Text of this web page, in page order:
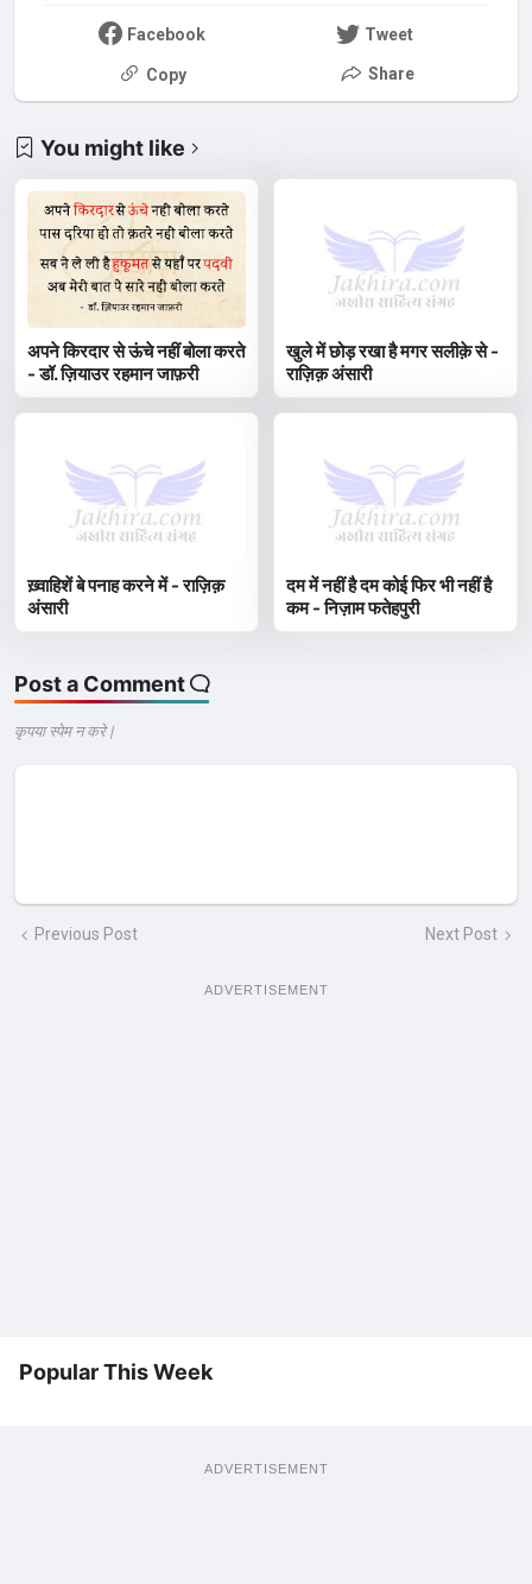
Facebook Tweet
Copy Share
You might like
अपने किरदार से ऊंचे नहीं बोला करते
- डॉ. ज़ियाउर रहमान जाफ़री
खुले में छोड़ रखा है मगर सलीक़े से -
राज़िक़ अंसारी
ख़्वाहिशें बे पनाह करने में - राज़िक़
अंसारी
दम में नहीं है दम कोई फिर भी नहीं है
कम - निज़ाम फतेहपुरी
Post a Comment
कृपया स्पेम न करे |
Previous Post Next Post
ADVERTISEMENT
Popular This Week
ADVERTISEMENT